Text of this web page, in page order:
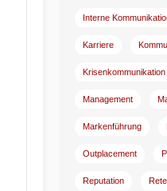
Interne
Karriere
Krisenkommunikation
Management
Markenführung
Outplacement
Reputation